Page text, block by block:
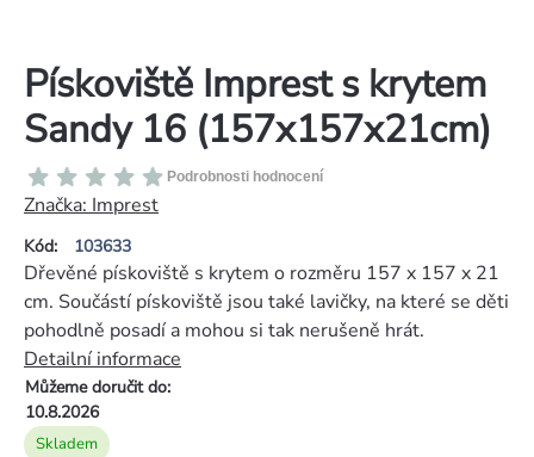
Pískoviště Imprest s krytem
Sandy 16 (157x157x21cm)
Kód: 103633
Průměrné
hodnocení
produktu
je
5
hvězdiček.
Podrobnosti hodnocení
Značka: Imprest
Skladem
Můžeme doručit do:
10.8.2026
Dřevěné pískoviště s krytem o rozměru 157 x 157 x 21
cm. Součástí pískoviště jsou také lavičky, na které se děti
pohodlně posadí a mohou si tak nerušeně hrát.
Detailní informace